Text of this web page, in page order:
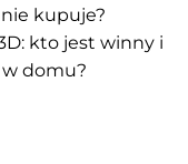
kupuje?
kto jest winny i
w domu?